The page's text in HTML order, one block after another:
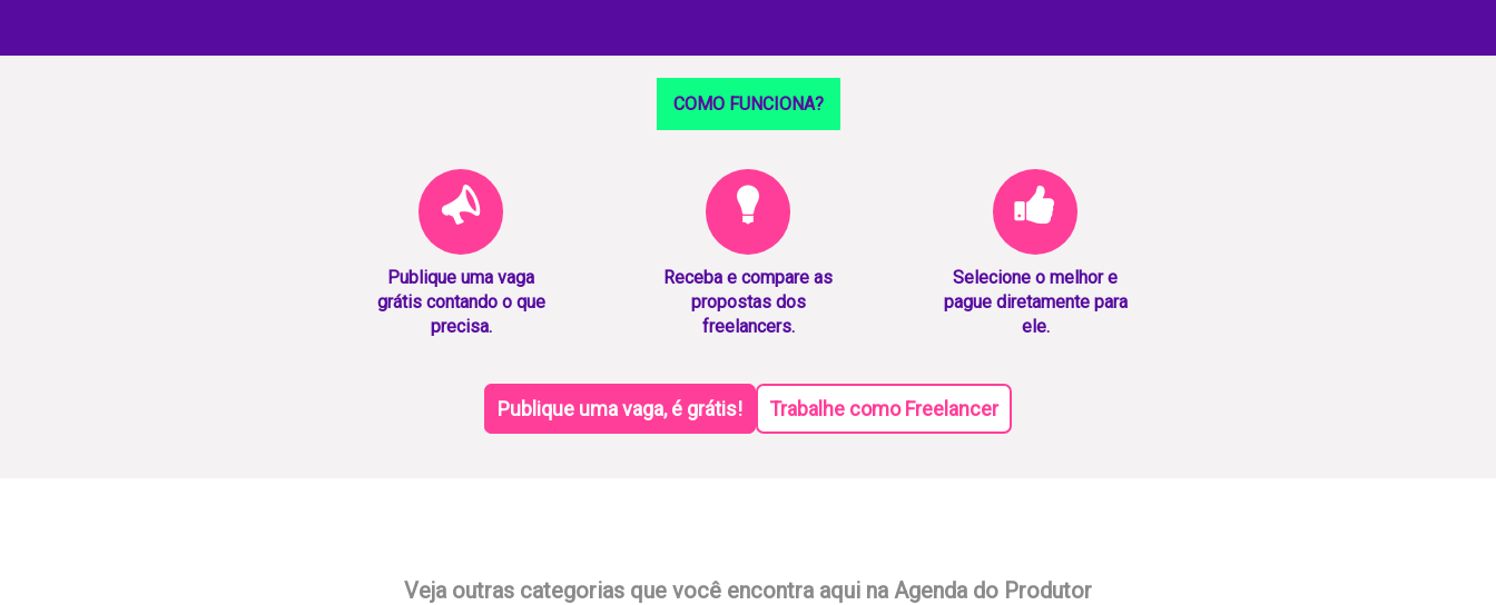
COMO FUNCIONA?
Publique uma vaga
grátis contando o que
precisa.
Receba e compare as
propostas dos
freelancers.
Selecione o melhor e
pague diretamente para
ele.
Publique uma vaga, é grátis! Trabalhe como Freelancer
Veja outras categorias que você encontra aqui na Agenda do Produtor